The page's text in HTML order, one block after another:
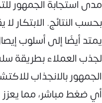
مدى استجابة الجمهور
بحسب النتائج. الابتكار
يمتد أيضًا إلى أسلوب
لجذب العملاء بطريقة
الجمهور بالانجذاب
أي ضغط مباشر، مما يعزز